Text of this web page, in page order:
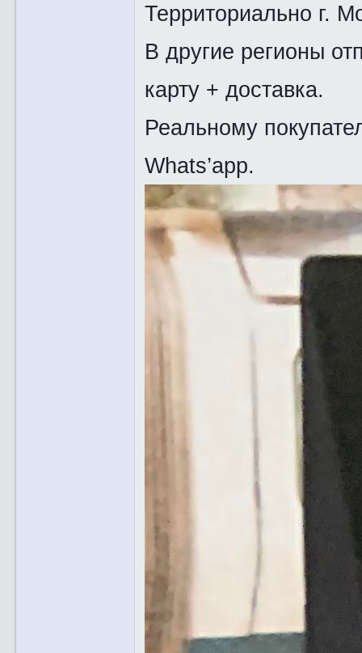
Территориально г.
В другие регионы
карту + доставка.
Реальному
Whats’app.